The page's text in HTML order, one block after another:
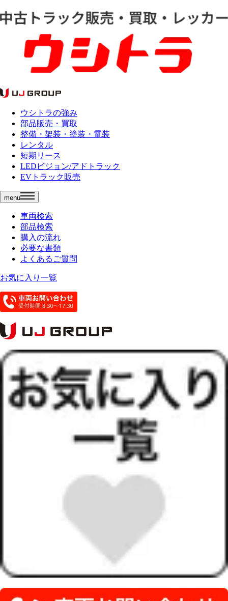
ウシトラの強み
部品販売・買取
整備・架装・塗装・電装
レンタル
短期リース
LEDビジョン/アドトラック
EVトラック販売
menu
車両検索
部品検索
購入の流れ
必要な書類
よくあるご質問
お気に入り一覧